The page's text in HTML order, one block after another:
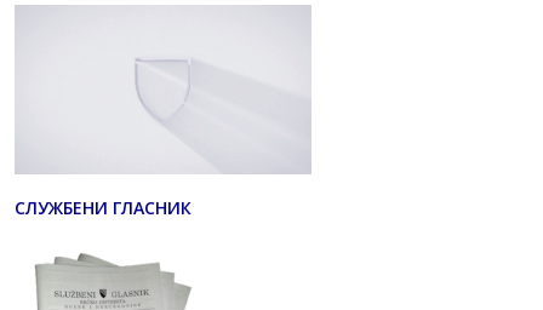
СЛУЖБЕНИ ГЛАСНИК